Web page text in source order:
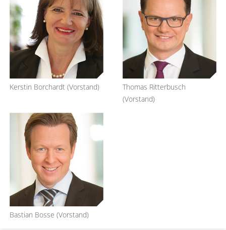
Kerstin Borchardt (Vorstand)
Thomas Ritterbusch
(Vorstand)
Bastian Bosse (Vorstand)